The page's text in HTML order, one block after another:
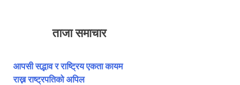
ताजा समाचार
आपसी सद्भाव र राष्ट्रिय एकता कायम
राख्न राष्ट्रपतिको अपिल